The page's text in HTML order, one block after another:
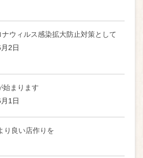
ナウィルス感染拡大防止対策として
2日
始まります
1日
り良い店作りを